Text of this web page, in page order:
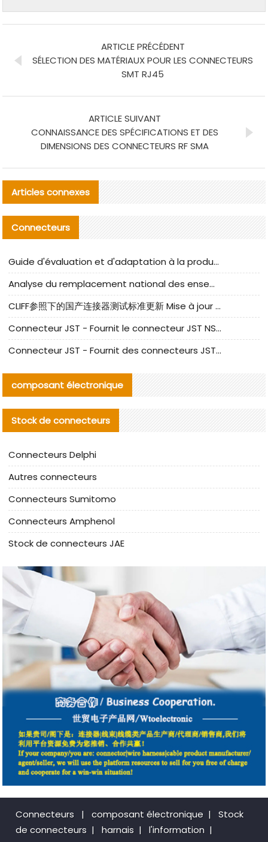
ARTICLE PRÉCÉDENT
SÉLECTION DES MATÉRIAUX POUR LES CONNECTEURS
SMT RJ45
ARTICLE SUIVANT
CONNAISSANCE DES SPÉCIFICATIONS ET DES
DIMENSIONS DES CONNECTEURS RF SMA
Articles connexes
Connecteurs
Guide d'évaluation et d'adaptation à la production des composants de câbles nationaux CNC Tech
Analyse du remplacement national des ensembles de câbles à fréquence élevée I-PEX
CLIFF参照下的国产连接器测试标准更新 Mise à jour des normes de test des connecteurs nationaux sous la référence CLIFF
Connecteur JST - Fournit le connecteur JST NSHR-02V-S original | Équivalent
Connecteur JST - Fournit des connecteurs JST GHR-09V-S authentiques et des produits de remplacement|
composant électronique
Stock de connecteurs
Connecteurs Delphi
Autres connecteurs
Connecteurs Sumitomo
Connecteurs Amphenol
Stock de connecteurs JAE
Connecteurs | composant électronique |
Stock
de connecteurs | harnais | l'information |